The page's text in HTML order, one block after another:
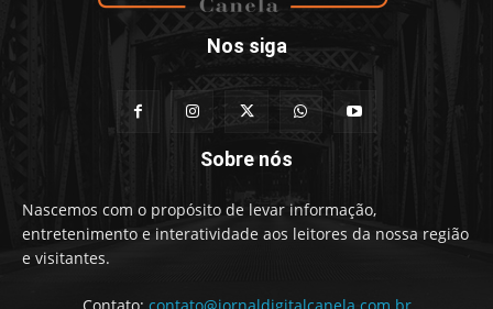
Nos siga
Sobre nós
Nascemos com o propósito de levar informação,
entretenimento e interatividade aos leitores da nossa região
e visitantes.